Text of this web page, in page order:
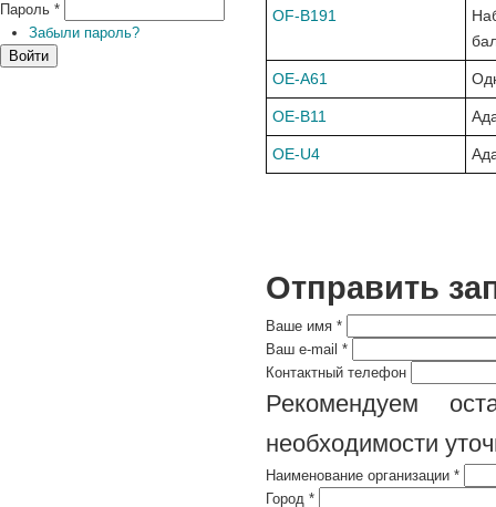
OF-B191
OE-A61
OE-B11
OE-U4
Отправить
Ваше имя *
Ваш e-mail *
Контактный телефон
Рекомендуем
необходимости
Наименование организации *
Город *
Пароль *
Забыли пароль?